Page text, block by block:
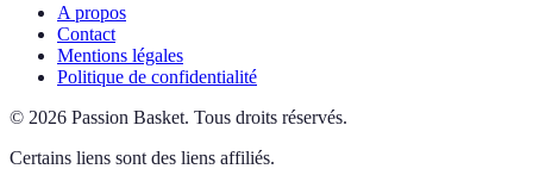
A propos
Contact
Mentions légales
Politique de confidentialité
© 2026 Passion Basket. Tous droits réservés.
Certains liens sont des liens affiliés.